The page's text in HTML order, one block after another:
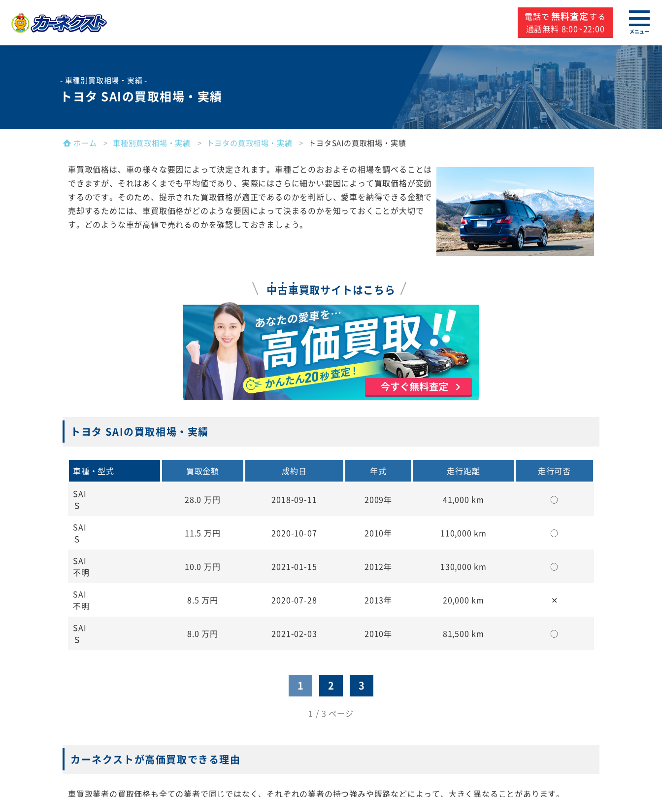
電話で 無料査定する
通話無料 8:00~22:00
メニュー
- 車種別買取相場・実績 -
トヨタ SAIの買取相場・実績
ホーム 車種別買取相場・実績 トヨタの買取相場・実績 トヨタSAIの買取相場・実績
車買取価格は、車の様々な要因によって決定されます。車種ごとのおおよその相場を調べることは
できますが、それはあくまでも平均値であり、実際にはさらに細かい要因によって買取価格が変動
するのです。そのため、提示された買取価格が適正であるのかを判断し、愛車を納得できる金額で
売却するためには、車買取価格がどのような要因によって決まるのかを知っておくことが大切で
す。どのような車が高値で売れるのかを確認しておきましょう。
中古車買取サイトはこちら
トヨタ SAIの買取相場・実績
車種・型式 買取金額 成約日 年式 走行距離
走行可否
SAI
Ｓ
28.0 万円 2018-09-11 2009年 41,000 km ○
SAI
Ｓ
11.5 万円 2020-10-07 2010年 110,000 km ○
SAI
不明
10.0 万円 2021-01-15 2012年 130,000 km ○
SAI
不明
8.5 万円 2020-07-28 2013年 20,000 km ✕
SAI
Ｓ
8.0 万円 2021-02-03 2010年 81,500 km ○
1 2 3
1 / 3 ページ
カーネクストが高価買取できる理由
車買取業者の買取価格も全ての業者で同じではなく、それぞれの業者の持つ強みや販路などによって、大きく異なることがあります。